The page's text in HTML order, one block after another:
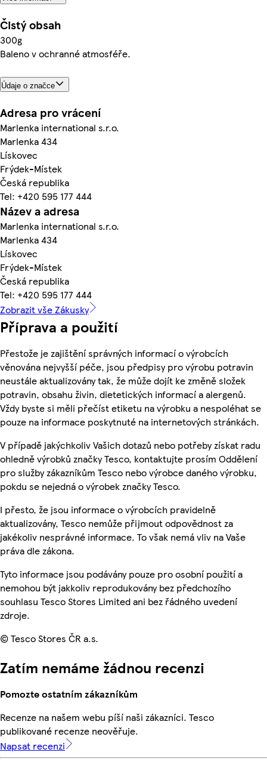
Čistý obsah
300g
Baleno v ochranné atmosféře.
Údaje o značce
Adresa pro vrácení
Marlenka international s.r.o.
Marlenka 434
Lískovec
Frýdek-Místek
Česká republika
Tel: +420 595 177 444
Název a adresa
Marlenka international s.r.o.
Marlenka 434
Lískovec
Frýdek-Místek
Česká republika
Tel: +420 595 177 444
Zobrazit vše Zákusky
Příprava a použití
Přestože je zajištění správných informací o výrobcích
věnována nejvyšší péče, jsou předpisy pro výrobu potravin
neustále aktualizovány tak, že může dojít ke změně složek
potravin, obsahu živin, dietetických informací a alergenů.
Vždy byste si měli přečíst etiketu na výrobku a nespoléhat se
pouze na informace poskytnuté na internetových stránkách.
V případě jakýchkoliv Vašich dotazů nebo potřeby získat radu
ohledně výrobků značky Tesco, kontaktujte prosím Oddělení
pro služby zákazníkům Tesco nebo výrobce daného výrobku,
pokdu se nejedná o výrobek značky Tesco.
I přesto, že jsou informace o výrobcích pravidelně
aktualizovány, Tesco nemůže přijmout odpovědnost za
jakékoliv nesprávné informace. To však nemá vliv na Vaše
práva dle zákona.
Tyto informace jsou podávány pouze pro osobní použití a
nemohou být jakkoliv reprodukovány bez předchozího
souhlasu Tesco Stores Limited ani bez řádného uvedení
zdroje.
© Tesco Stores ČR a.s.
Zatím nemáme žádnou recenzi
Pomozte ostatním zákazníkům
Recenze na našem webu píší naši zákazníci. Tesco
publikované recenze neověřuje.
Napsat recenzi